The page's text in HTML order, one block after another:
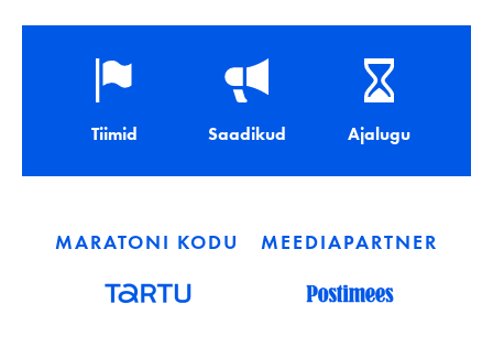
Tiimid Saadikud Ajalugu
MARATONI KODU MEEDIAPARTNER